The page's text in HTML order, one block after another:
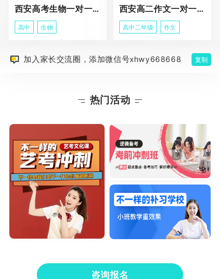
西安高考生物一对一辅导
高中 生物
西安高二作文一对一辅导课程
高中二年级 作文
加入家长交流圈，添加微信号xhwy668668 复制
热门活动
咨询报名